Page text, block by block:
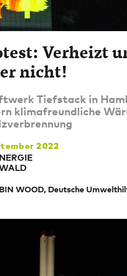
Verheizt
nicht!
Tiefstack in
klimafreundliche
2022
WOOD, Deutsche